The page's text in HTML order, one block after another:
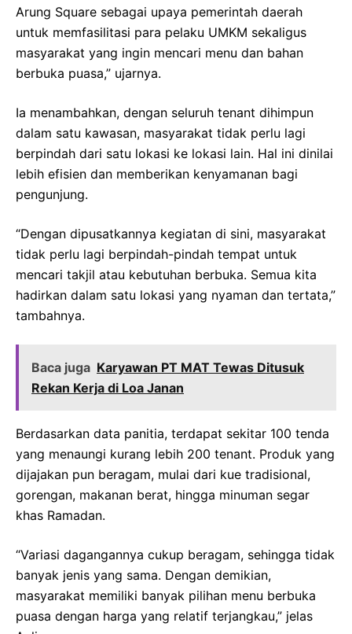
Arung Square sebagai upaya pemerintah daerah
untuk memfasilitasi para pelaku UMKM sekaligus
masyarakat yang ingin mencari menu dan bahan
berbuka puasa,” ujarnya.
Ia menambahkan, dengan seluruh tenant dihimpun
dalam satu kawasan, masyarakat tidak perlu lagi
berpindah dari satu lokasi ke lokasi lain. Hal ini dinilai
lebih efisien dan memberikan kenyamanan bagi
pengunjung.
“Dengan dipusatkannya kegiatan di sini, masyarakat
tidak perlu lagi berpindah-pindah tempat untuk
mencari takjil atau kebutuhan berbuka. Semua kita
hadirkan dalam satu lokasi yang nyaman dan tertata,”
tambahnya.
Baca juga Karyawan PT MAT Tewas Ditusuk
Rekan Kerja di Loa Janan
Berdasarkan data panitia, terdapat sekitar 100 tenda
yang menaungi kurang lebih 200 tenant. Produk yang
dijajakan pun beragam, mulai dari kue tradisional,
gorengan, makanan berat, hingga minuman segar
khas Ramadan.
“Variasi dagangannya cukup beragam, sehingga tidak
banyak jenis yang sama. Dengan demikian,
masyarakat memiliki banyak pilihan menu berbuka
puasa dengan harga yang relatif terjangkau,” jelas